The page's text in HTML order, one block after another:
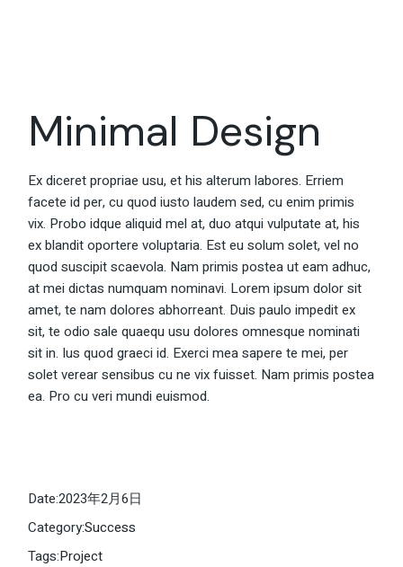
Minimal Design
Ex diceret propriae usu, et his alterum labores. Erriem
facete id per, cu quod iusto laudem sed, cu enim primis
vix. Probo idque aliquid mel at, duo atqui vulputate at, his
ex blandit oportere voluptaria. Est eu solum solet, vel no
quod suscipit scaevola. Nam primis postea ut eam adhuc,
at mei dictas numquam nominavi. Lorem ipsum dolor sit
amet, te nam dolores abhorreant. Duis paulo impedit ex
sit, te odio sale quaequ usu dolores omnesque nominati
sit in. Ius quod graeci id. Exerci mea sapere te mei, per
solet verear sensibus cu ne vix fuisset. Nam primis postea
ea. Pro cu veri mundi euismod.
Date:2023年2月6日
Category:Success
Tags:Project